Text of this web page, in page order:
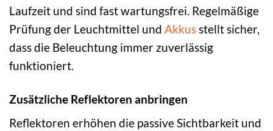
Laufzeit und sind fast wartungsfrei. Regelmäßige
Prüfung der Leuchtmittel und Akkusstellt sicher,
dass die Beleuchtung immer zuverlässig
funktioniert.
Zusätzliche Reflektoren anbringen
Reflektoren erhöhen die passive Sichtbarkeit und